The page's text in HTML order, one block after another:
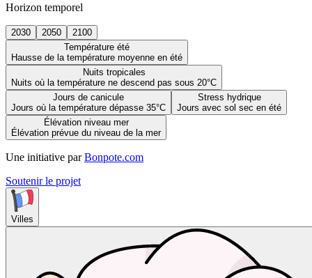
Horizon temporel
2030 2050
2100
Température été
Hausse de la température moyenne en été
Nuits tropicales
Nuits où la température ne descend pas sous 20°C
Jours de canicule
Jours où la température dépasse 35°C
Stress hydrique
Jours avec sol sec en été
Élévation niveau mer
Élévation prévue du niveau de la mer
Une initiative par Bonpote.com
Soutenir le projet
Villes